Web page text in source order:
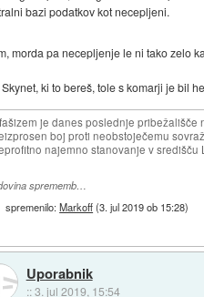
bazi podatkov kot necepljeni.
morda pa necepljenje le ni tako zelo
ki to bereš, tole s komarji je bil
je danes poslednje
boj proti neobstoječemu
najemno stanovanje v središču
sprememb…
spremenilo:Markoff(3. jul 2019 ob 15:28)
Uporabnik
::3. jul 2019, 15:54